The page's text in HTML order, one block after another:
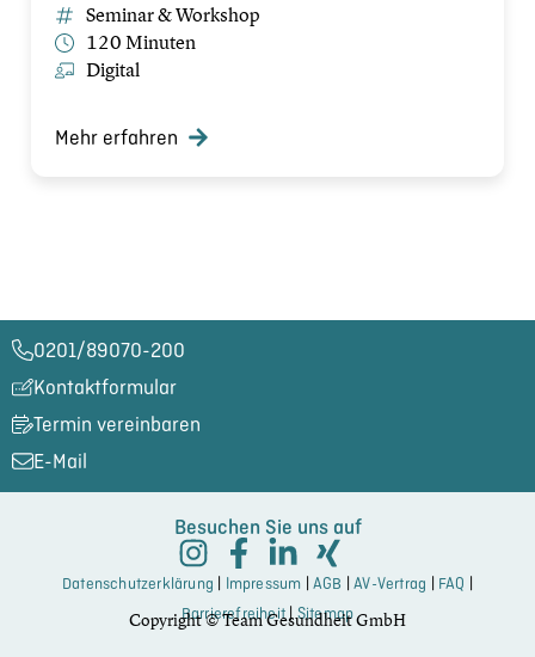
Seminar & Workshop
120 Minuten
Digital
Mehr erfahren
0201/89070-200​
Kontaktformular
Termin vereinbaren
E-Mail
Besuchen Sie uns auf
Datenschutzerklärung | Impressum |AGB |AV-Vertrag | FAQ |
Barrierefreiheit|Sitemap
Copyright © Team Gesundheit GmbH